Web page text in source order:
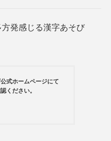
発感じる漢字あそび
式ホームページにて
ください。